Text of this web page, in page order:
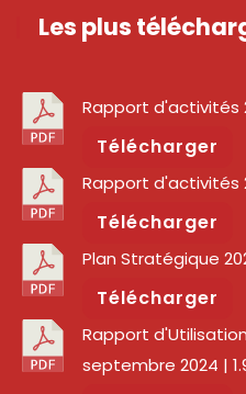
Les plus
Rapport d'activités
Télécharger
Rapport d'activités
Télécharger
Plan Stratégique
Télécharger
Rapport
septembre 2024 |